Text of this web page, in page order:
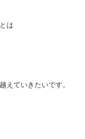
は
えていきたいです。